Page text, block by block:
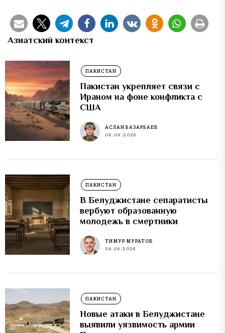
Азиатский контекст
ПАКИСТАН
Пакистан укрепляет связи с
Ираном на фоне конфликта с
США
АСЛАН БАЗАРБАЕВ
06.08.2026
ПАКИСТАН
В Белуджистане сепаратисты
вербуют образованную
молодежь в смертники
ТИМУР МУРАТОВ
04.08.2026
ПАКИСТАН
Новые атаки в Белуджистане
выявили уязвимость армии